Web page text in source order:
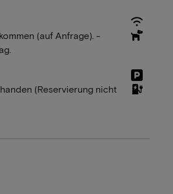
(auf Anfrage). -
(Reservierung nicht